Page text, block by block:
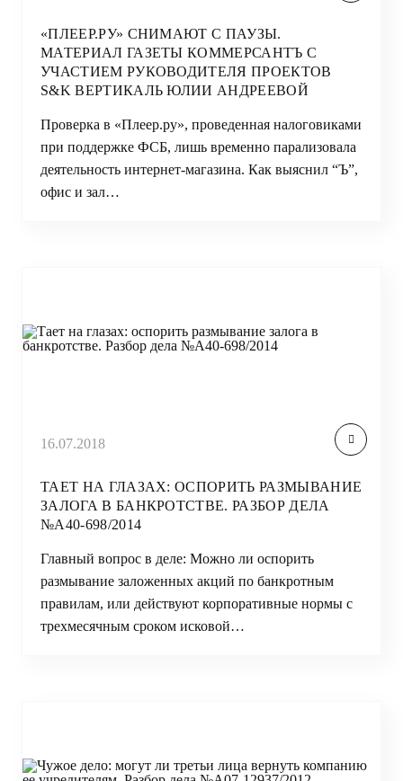
«ПЛЕЕР.РУ» СНИМАЮТ С ПАУЗЫ.
МАТЕРИАЛ ГАЗЕТЫ КОММЕРСАНТЪ С
УЧАСТИЕМ РУКОВОДИТЕЛЯ ПРОЕКТОВ
S&K ВЕРТИКАЛЬ ЮЛИИ АНДРЕЕВОЙ
Проверка в «Плеер.ру», проведенная налоговиками
при поддержке ФСБ, лишь временно парализовала
деятельность интернет-магазина. Как выяснил “Ъ”,
офис и зал…
16.07.2018
ТАЕТ НА ГЛАЗАХ: ОСПОРИТЬ РАЗМЫВАНИЕ
ЗАЛОГА В БАНКРОТСТВЕ. РАЗБОР ДЕЛА
№А40-698/2014
Главный вопрос в деле: Можно ли оспорить
размывание заложенных акций по банкротным
правилам, или действуют корпоративные нормы с
трехмесячным сроком исковой…